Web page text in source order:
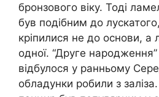
бронзового віку. Тоді
був подібним до
кріпилися не до основи,
одної. “Друге
відбулося у ранньому
обладунки робили з